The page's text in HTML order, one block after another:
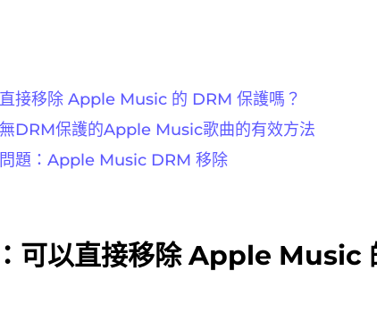
接移除 Apple Music 的 DRM 保護嗎？
DRM保護的Apple Music歌曲的有效方法
題：Apple Music DRM 移除
可以直接移除 Apple Music